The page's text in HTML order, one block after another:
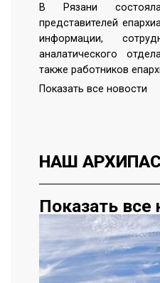
В Рязани
представителей
информации,
аналатического
также работников
Показать все новости
НАШ
Показать все